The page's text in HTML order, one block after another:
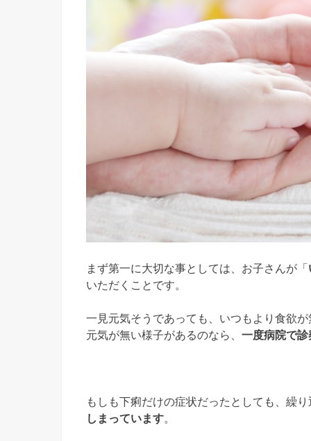
まず第一に大切な事としては、お子さんが「
いただくことです。
一見元気そうであっても、いつもより食欲
元気が無い様子があるのなら、 一度病院で
もしも下痢だけの症状だったとしても、繰
しまっています。